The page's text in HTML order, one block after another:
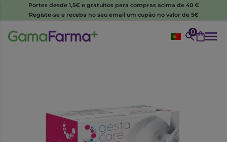
Portes desde 1,5€ e gratuitos para compras acima de 40 €
Registe-se e receba no seu email um cupão no valor de 5€
0